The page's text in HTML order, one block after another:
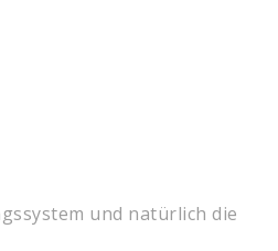
und natürlich die